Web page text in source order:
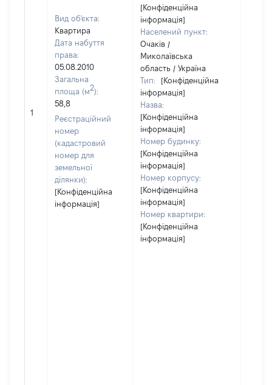
1
Вид об'єкта:
Квартира
Дата набуття
права:
05.08.2010
Загальна
площа (м2):
58,8
Реєстраційний
номер
(кадастровий
номер для
земельної
ділянки):
[Конфіденційна
інформація]
[Конфіденційна
інформація]
Населений пункт:
Очаків /
Миколаївська
область / Україна
Тип:
[Конфіденційна
інформація]
Назва:
[Конфіденційна
інформація]
Номер будинку:
[Конфіденційна
інформація]
Номер корпусу:
[Конфіденційна
інформація]
Номер квартири:
[Конфіденційна
інформація]